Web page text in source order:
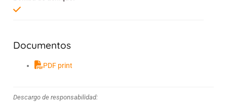
Documentos
PDF print
Descargo de responsabilidad: